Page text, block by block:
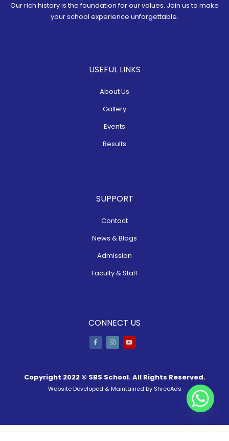
Our rich history is the foundation for our values. Join us to make
your school experience unforgettable.
USEFUL LINKS
About Us
Gallery
Events
Results
SUPPORT
Contact
News & Blogs
Admission
Faculty & Staff
CONNECT US
Copyright 2022 © SBS School. All Rights Reserved.
Website Developed & Maintained by ShreeAds